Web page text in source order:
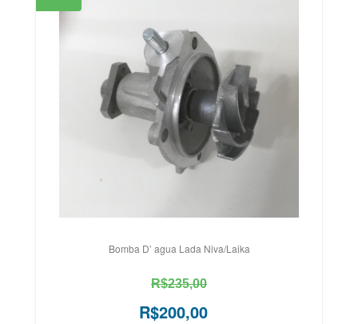
Bomba D’ agua Lada Niva/Laika
R$235,00
R$200,00